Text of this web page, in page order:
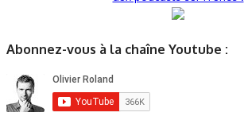
Abonnez-vous à la chaîne Youtube :